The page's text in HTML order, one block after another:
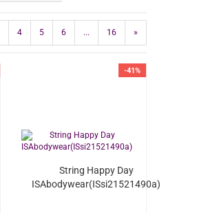
4 5 6 ... 16 »
-41%
String Happy Day
ISAbodywear(ISsi21521490a)